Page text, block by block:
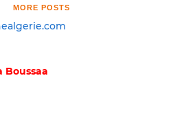
MORE POSTS
Boussaa